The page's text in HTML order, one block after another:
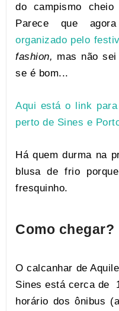
do campismo
Parece que
organizado pelo
fashion, mas não
se é bom...
Aqui está o link
perto de Sines e
Há quem durma na
blusa de frio
fresquinho.
Como chegar?
O calcanhar de
Sines está cerca de
horário dos ônibus